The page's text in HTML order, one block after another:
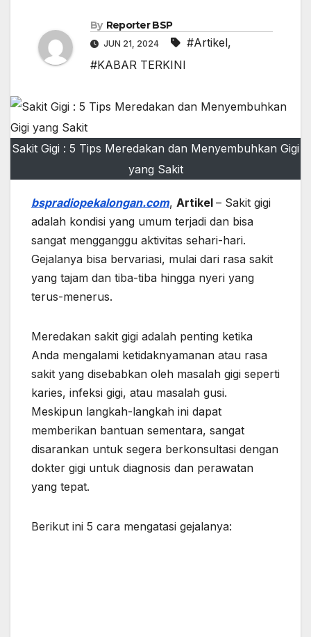
By Reporter BSP
JUN 21, 2024 #Artikel,
#KABAR TERKINI
Sakit Gigi : 5 Tips Meredakan dan Menyembuhkan Gigi
yang Sakit
bspradiopekalongan.com, Artikel – Sakit gigi
adalah kondisi yang umum terjadi dan bisa
sangat mengganggu aktivitas sehari-hari.
Gejalanya bisa bervariasi, mulai dari rasa sakit
yang tajam dan tiba-tiba hingga nyeri yang
terus-menerus.
Meredakan sakit gigi adalah penting ketika
Anda mengalami ketidaknyamanan atau rasa
sakit yang disebabkan oleh masalah gigi seperti
karies, infeksi gigi, atau masalah gusi.
Meskipun langkah-langkah ini dapat
memberikan bantuan sementara, sangat
disarankan untuk segera berkonsultasi dengan
dokter gigi untuk diagnosis dan perawatan
yang tepat.
Berikut ini 5 cara mengatasi gejalanya: